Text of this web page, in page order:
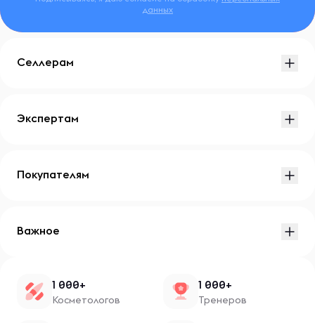
данных
Селлерам
Экспертам
Покупателям
Важное
1 000+
Косметологов
1 000+
Тренеров